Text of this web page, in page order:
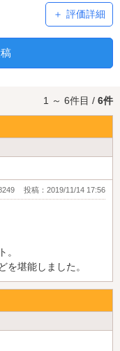
評価詳細
1 ～ 6件目 / 6件
投稿：2019/11/14 17:56
。
を堪能しました。